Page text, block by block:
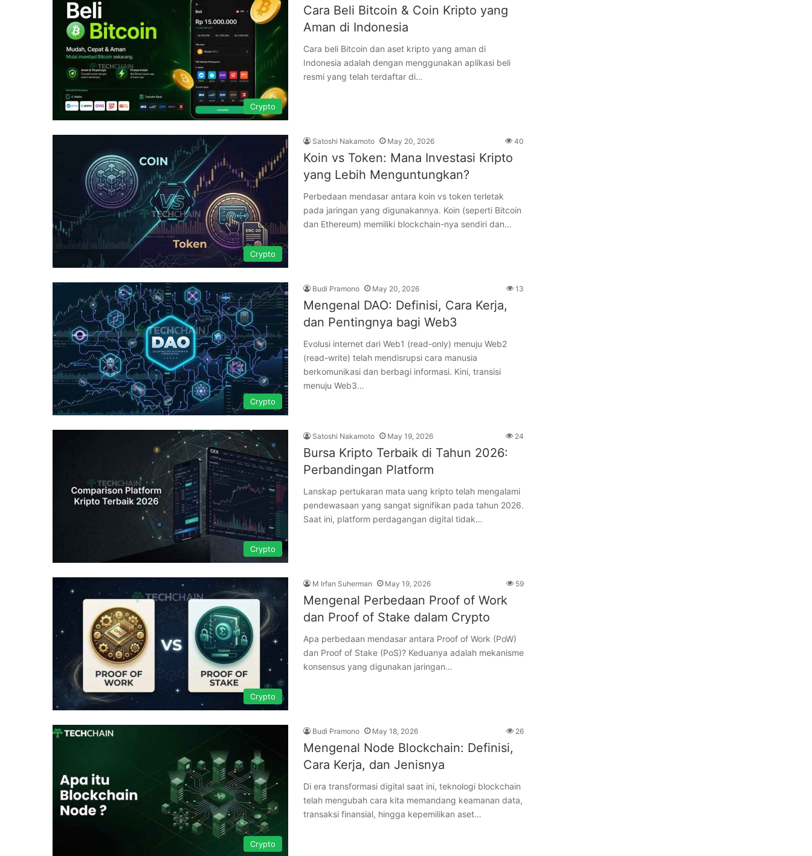
Crypto
Cara Beli Bitcoin & Coin Kripto yang
Aman di Indonesia
Cara beli Bitcoin dan aset kripto yang aman di
Indonesia adalah dengan menggunakan aplikasi beli
resmi yang telah terdaftar di…
Crypto
Satoshi Nakamoto May 20, 2026 40
Koin vs Token: Mana Investasi Kripto
yang Lebih Menguntungkan?
Perbedaan mendasar antara koin vs token terletak
pada jaringan yang digunakannya. Koin (seperti Bitcoin
dan Ethereum) memiliki blockchain-nya sendiri dan…
Crypto
Budi Pramono May 20, 2026 13
Mengenal DAO: Definisi, Cara Kerja,
dan Pentingnya bagi Web3
Evolusi internet dari Web1 (read-only) menuju Web2
(read-write) telah mendisrupsi cara manusia
berkomunikasi dan berbagi informasi. Kini, transisi
menuju Web3…
Crypto
Satoshi Nakamoto May 19, 2026 24
Bursa Kripto Terbaik di Tahun 2026:
Perbandingan Platform
Lanskap pertukaran mata uang kripto telah mengalami
pendewasaan yang sangat signifikan pada tahun 2026.
Saat ini, platform perdagangan digital tidak…
Crypto
M Irfan Suherman May 19, 2026 59
Mengenal Perbedaan Proof of Work
dan Proof of Stake dalam Crypto
Apa perbedaan mendasar antara Proof of Work (PoW)
dan Proof of Stake (PoS)? Keduanya adalah mekanisme
konsensus yang digunakan jaringan…
Crypto
Budi Pramono May 18, 2026 26
Mengenal Node Blockchain: Definisi,
Cara Kerja, dan Jenisnya
Di era transformasi digital saat ini, teknologi blockchain
telah mengubah cara kita memandang keamanan data,
transaksi finansial, hingga kepemilikan aset…